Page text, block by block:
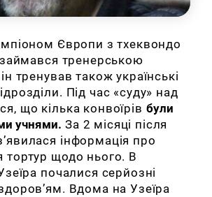
Європи з тхеквондо
займався тренерською
тренував також українські
Під час «суду» над
що кілька конвоїрів були
учнями. За 2 місяці після
інформація про
тортур щодо нього. В
почалися серйозні
Вдома на Узеїра